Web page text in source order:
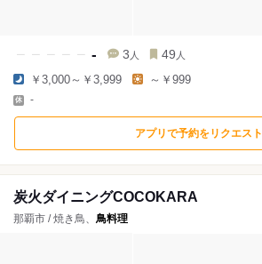
- 3 人 49 人
￥3,000～￥3,999 ～￥999
-
アプリで予約をリクエスト
炭火ダイニングCOCOKARA
那覇市 / 焼き鳥、 鳥料理